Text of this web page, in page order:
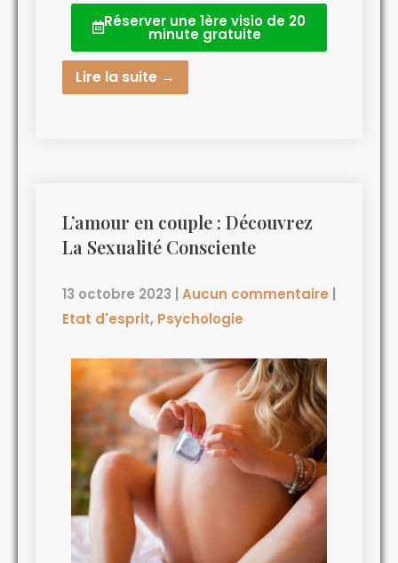
Réserver une 1ère visio de 20
minute gratuite
Lire la suite →
L’amour en couple : Découvrez
La Sexualité Consciente
13 octobre 2023 Aucun commentaire
Etat d'esprit, Psychologie